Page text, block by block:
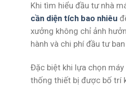
Khi tìm hiểu đầu tư nhà
cần diện tích bao nhiêu
xưởng không chỉ ảnh
hành và chi phí đầu tư
Đặc biệt khi lựa chọn
thống thiết bị được bố trí